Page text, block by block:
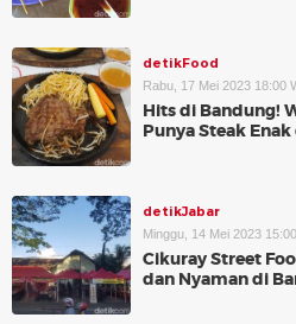
detikFood
Rabu, 17 Mei 2023 18:00
Hits di Bandung!
Punya Steak
detikJabar
Minggu, 14 Mei 2023
Cikuray Street
dan Nyaman di